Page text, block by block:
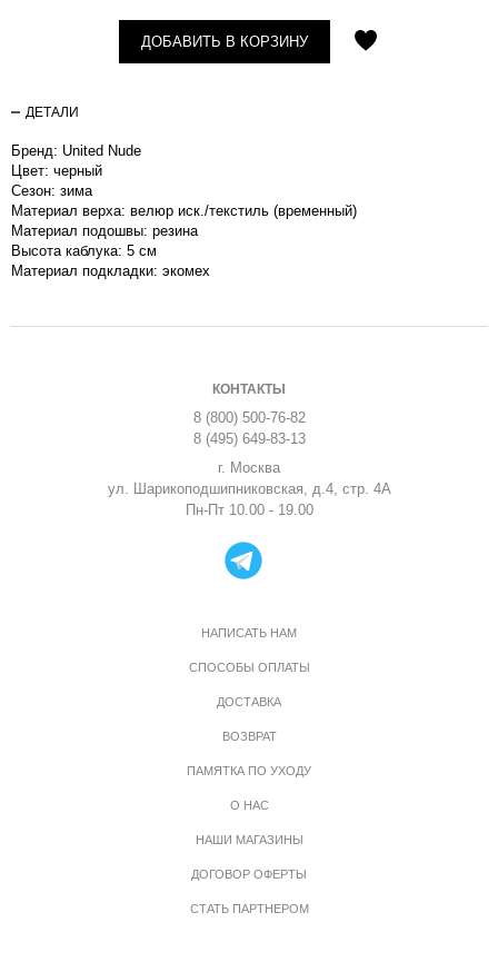
ДОБАВИТЬ В КОРЗИНУ
ДЕТАЛИ
Бренд: United Nude
Цвет: черный
Сезон: зима
Материал верха: велюр иск./текстиль (временный)
Материал подошвы: резина
Высота каблука: 5 см
Материал подкладки: экомех
КОНТАКТЫ
8 (800) 500-76-82
8 (495) 649-83-13
г. Москва
ул. Шарикоподшипниковская, д.4, стр. 4А
Пн-Пт 10.00 - 19.00
НАПИСАТЬ НАМ
СПОСОБЫ ОПЛАТЫ
ДОСТАВКА
ВОЗВРАТ
ПАМЯТКА ПО УХОДУ
О НАС
НАШИ МАГАЗИНЫ
ДОГОВОР ОФЕРТЫ
СТАТЬ ПАРТНЕРОМ